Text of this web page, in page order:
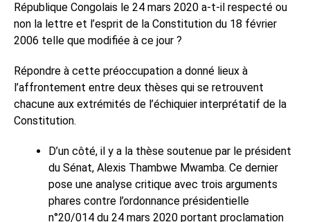
République Congolais le 24 mars 2020 a-t-il respecté ou
non la lettre et l’esprit de la Constitution du 18 février
2006 telle que modifiée à ce jour ?
Répondre à cette préoccupation a donné lieux à
l’affrontement entre deux thèses qui se retrouvent
chacune aux extrémités de l’échiquier interprétatif de la
Constitution.
D’un côté, il y a la thèse soutenue par le président
du Sénat, Alexis Thambwe Mwamba. Ce dernier
pose une analyse critique avec trois arguments
phares contre l’ordonnance présidentielle
n°20/014 du 24 mars 2020 portant proclamation